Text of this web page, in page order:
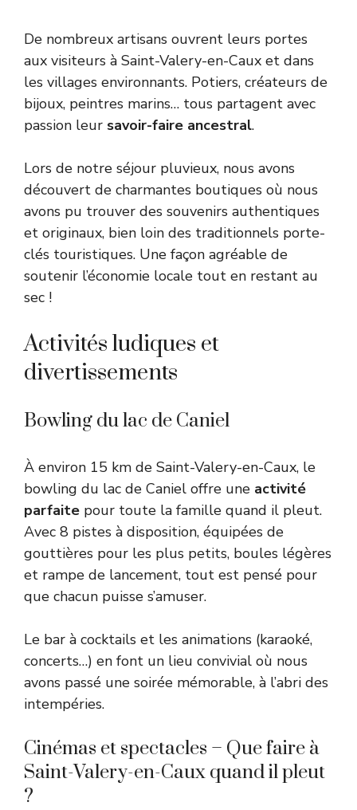
De nombreux artisans ouvrent leurs portes
aux visiteurs à Saint-Valery-en-Caux et dans
les villages environnants. Potiers, créateurs de
bijoux, peintres marins… tous partagent avec
passion leur savoir-faire ancestral.
Lors de notre séjour pluvieux, nous avons
découvert de charmantes boutiques où nous
avons pu trouver des souvenirs authentiques
et originaux, bien loin des traditionnels porte-
clés touristiques. Une façon agréable de
soutenir l’économie locale tout en restant au
sec !
Activités ludiques et
divertissements
Bowling du lac de Caniel
À environ 15 km de Saint-Valery-en-Caux, le
bowling du lac de Caniel offre une activité
parfaite pour toute la famille quand il pleut.
Avec 8 pistes à disposition, équipées de
gouttières pour les plus petits, boules légères
et rampe de lancement, tout est pensé pour
que chacun puisse s’amuser.
Le bar à cocktails et les animations (karaoké,
concerts…) en font un lieu convivial où nous
avons passé une soirée mémorable, à l’abri des
intempéries.
Cinémas et spectacles – Que faire à
Saint-Valery-en-Caux quand il pleut
?